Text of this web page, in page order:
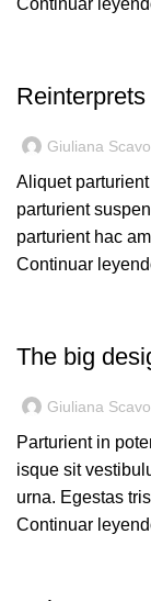
Continuar
Giuliana
Aliquet
parturient
parturient hac
Continuar
The big
Giuliana
Parturient in
isque sit
urna. Egestas
Continuar